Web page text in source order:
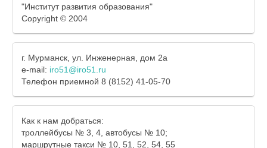
"Институт развития образования"
Copyright © 2004
г. Мурманск, ул. Инженерная, дом 2а
e-mail: iro51@iro51.ru
Телефон приемной 8 (8152) 41-05-70
Как к нам добраться:
троллейбусы № 3, 4, автобусы № 10;
маршрутные такси № 10, 51, 52, 54, 55